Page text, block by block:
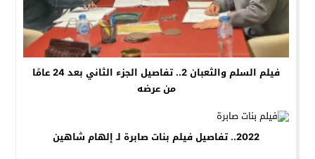
فيلم السلم والثعبان 2.. تفاصيل الجزء الثاني بعد 24 عامًا
من عرضه
2022.. تفاصيل فيلم بنات صابرة لـ إلهام شاهين